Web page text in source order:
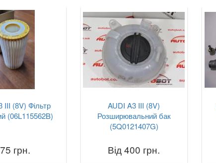
III (8V) Фільтр
(06L115562B)
грн.
AUDI A3 III (8V)
Розширювальний бак
(5Q0121407G)
Від 400 грн.